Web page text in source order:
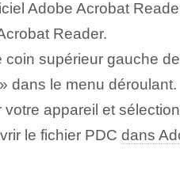
Adobe Acrobat
Reader.
supérieur gauche
dans le menu déroulant.
appareil et
le fichier PDC dans